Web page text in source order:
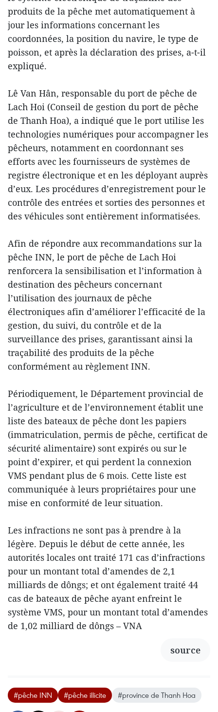
produits de la pêche met automatiquement à
jour les informations concernant les
coordonnées, la position du navire, le type de
poisson, et après la déclaration des prises, a-t-il
expliqué.
Lê Van Hân, responsable du port de pêche de
Lach Hoi (Conseil de gestion du port de pêche
de Thanh Hoa), a indiqué que le port utilise les
technologies numériques pour accompagner les
pêcheurs, notamment en coordonnant ses
efforts avec les fournisseurs de systèmes de
registre électronique et en les déployant auprès
d’eux. Les procédures d’enregistrement pour le
contrôle des entrées et sorties des personnes et
des véhicules sont entièrement informatisées.
Afin de répondre aux recommandations sur la
pêche INN, le port de pêche de Lach Hoi
renforcera la sensibilisation et l’information à
destination des pêcheurs concernant
l’utilisation des journaux de pêche
électroniques afin d’améliorer l’efficacité de la
gestion, du suivi, du contrôle et de la
surveillance des prises, garantissant ainsi la
traçabilité des produits de la pêche
conformément au règlement INN.
Périodiquement, le Département provincial de
l’agriculture et de l’environnement établit une
liste des bateaux de pêche dont les papiers
(immatriculation, permis de pêche, certificat de
sécurité alimentaire) sont expirés ou sur le
point d’expirer, et qui perdent la connexion
VMS pendant plus de 6 mois. Cette liste est
communiquée à leurs propriétaires pour une
mise en conformité de leur situation.
Les infractions ne sont pas à prendre à la
légère. Depuis le début de cette année, les
autorités locales ont traité 171 cas d’infractions
pour un montant total d’amendes de 2,1
milliards de dôngs; et ont également traité 44
cas de bateaux de pêche ayant enfreint le
système VMS, pour un montant total d’amendes
de 1,02 milliard de dôngs – VNA
source
#pêche INN #pêche illicite #province de Thanh Hoa